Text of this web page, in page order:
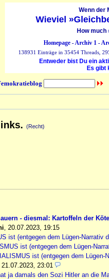
Wenn der
Wieviel
How
Homepage-Archiv 1-
138931 Einträge in 35454 Threads,
Entweder bist Du ein
Es gibt
(Recht)
- diesmal: Kartoffeln der
20.07.2023, 19:15
ist (entgegen dem Lügen-Narrativ
ist (entgegen dem Lügen-
ist (entgegen dem Lügen-
21.07.2023, 23:01
ja damals den Sozi Hitler an die